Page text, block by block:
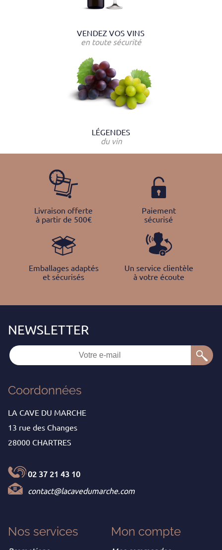
VENDEZ VOS VINS
en toute sécurité
LÉGENDES
du vin
Livraison offerte
à partir de 500€
Paiement
sécurisé
Emballages adaptés
et sécurisés
Un service clientèle
à votre écoute
Coordonnées
LA CAVE DU MARCHE
13 rue des Changes
28000 CHARTRES
02 37 21 43 10
contact@lacavedumarche.com
Nos services Mon compte